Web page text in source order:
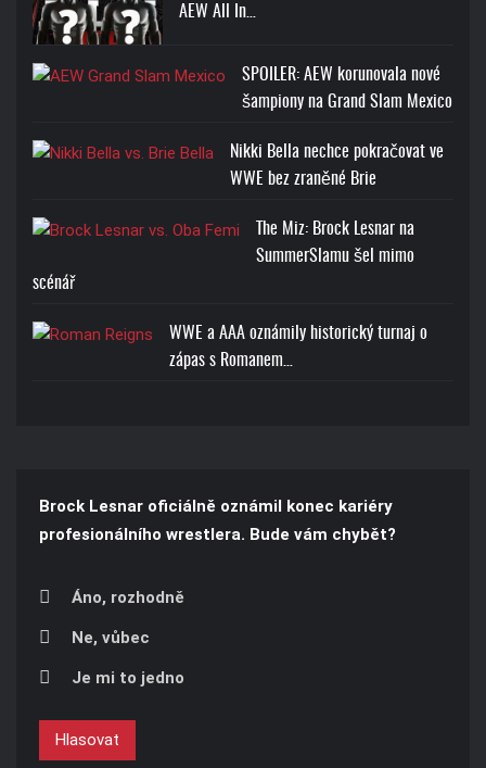
AEW All In…
SPOILER: AEW korunovala nové
šampiony na Grand Slam Mexico
Nikki Bella nechce pokračovat ve
WWE bez zraněné Brie
The Miz: Brock Lesnar na
SummerSlamu šel mimo
scénář
WWE a AAA oznámily historický turnaj o
zápas s Romanem…
Brock Lesnar oficiálně oznámil konec kariéry
profesionálního wrestlera. Bude vám chybět?
Áno, rozhodně
Ne, vůbec
Je mi to jedno
Hlasovat